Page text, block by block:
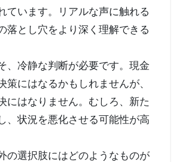
ています。リアルな声に触れる
落とし穴をより深く理解できる
、冷静な判断が必要です。現金
策にはなるかもしれませんが、
にはなりません。むしろ、新た
、状況を悪化させる可能性が高
の選択肢にはどのようなものが